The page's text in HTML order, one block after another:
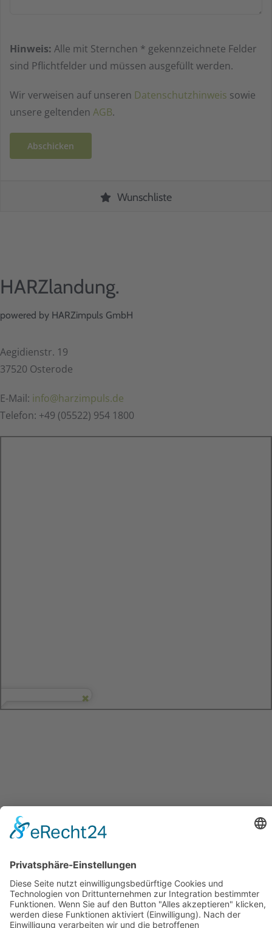
lasse
dieses
Hinweis: Alle mit Sternchen * gekennzeichnete Felder
sind Pflichtfelder und müssen ausgefüllt werden.
Wir verweisen auf unseren Datenschutzhinweis sowie
unsere geltenden AGB.
Wunschliste
HARZlandung.
powered by HARZimpuls GmbH
Aegidienstr. 19
37520 Osterode
E-Mail: info@harzimpuls.de
Telefon: +49 (05522) 954 1800
© 2024 HARZimpuls GmbH |Impressum|Datenschutz|Cookie-
Einstellungen| AGB